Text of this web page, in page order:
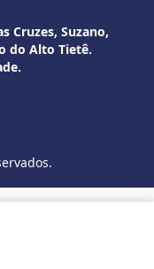
Cruzes, Suzano,
do Alto Tietê.
nossa